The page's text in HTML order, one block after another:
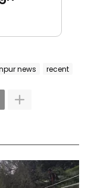
news recent